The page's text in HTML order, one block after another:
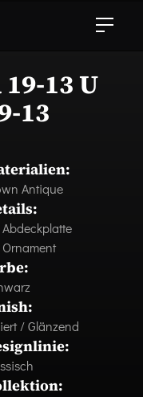
19-13 U
13
Antique
Abdeckplatte
Ornament
/ Glänzend